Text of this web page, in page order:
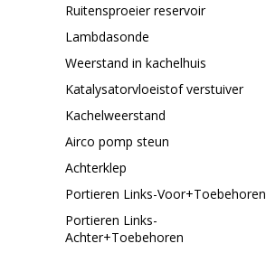
Ruitensproeier reservoir
Lambdasonde
Weerstand in kachelhuis
Katalysatorvloeistof verstuiver
Kachelweerstand
Airco pomp steun
Achterklep
Portieren Links-Voor+Toebehoren
Portieren Links-
Achter+Toebehoren